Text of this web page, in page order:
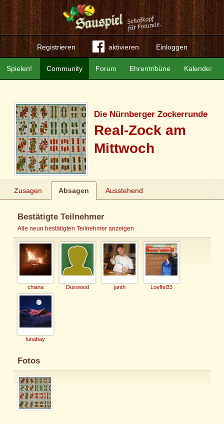
Registrieren aktivieren Einloggen
Community Forum Ehrentribüne Kalender
Spielen!
Die Nürnberger Zockerrunde
Real-Zock am
Mittwoch
Zusagen Absagen Ausstehend
Bestätigte Teilnehmer
Alle neun bestätigten Teilnehmer anzeigen
chiana Duswood janth Loeffel33
lunabay
Fotos